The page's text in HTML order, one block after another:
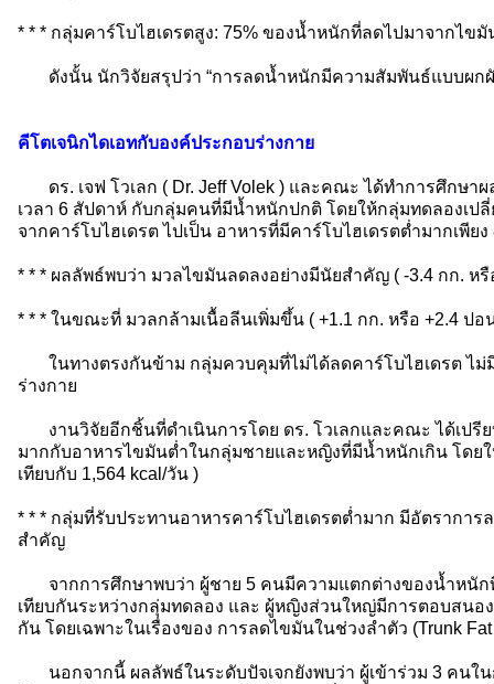
* * * กลุ่มคาร์โบไฮเดรตสูง: 75% ของน้ำหนักที่ลดไปมาจากไข
ดังนั้น นักวิจัยสรุปว่า “การลดน้ำหนักมีความสัมพันธ์แบบผ
คีโตเจนิกไดเอทกับองค์ประกอบร่างกาย
ดร. เจฟ โวเลก ( Dr. Jeff Volek ) และคณะ ได้ทำการศึกษา
เวลา 6 สัปดาห์ กับกลุ่มคนที่มีน้ำหนักปกติ โดยให้กลุ่มทดลองเป
จากคาร์โบไฮเดรต ไปเป็น อาหารที่มีคาร์โบไฮเดรตต่ำมากเพียง
* * * ผลลัพธ์พบว่า มวลไขมันลดลงอย่างมีนัยสำคัญ ( -3.4 กก. ห
* * * ในขณะที่ มวลกล้ามเนื้อลีนเพิ่มขึ้น ( +1.1 กก. หรือ +2.4 ปอ
ในทางตรงกันข้าม กลุ่มควบคุมที่ไม่ได้ลดคาร์โบไฮเดรต ไ
ร่างกาย
งานวิจัยอีกชิ้นที่ดำเนินการโดย ดร. โวเลกและคณะ ได้เปรี
มากกับอาหารไขมันต่ำในกลุ่มชายและหญิงที่มีน้ำหนักเกิน โดย
เทียบกับ 1,564 kcal/วัน )
* * * กลุ่มที่รับประทานอาหารคาร์โบไฮเดรตต่ำมาก มีอัตรากา
สำคัญ
จากการศึกษาพบว่า ผู้ชาย 5 คนมีความแตกต่างของน้ำหนัก
เทียบกันระหว่างกลุ่มทดลอง และ ผู้หญิงส่วนใหญ่มีการตอบสนอ
กัน โดยเฉพาะในเรื่องของ การลดไขมันในช่วงลำตัว (Trunk Fat
นอกจากนี้ ผลลัพธ์ในระดับปัจเจกยังพบว่า ผู้เข้าร่วม 3 คน